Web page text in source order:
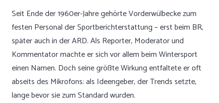
Seit Ende der 1960er-Jahre gehörte Vorderwülbecke zum
festen Personal der Sportberichterstattung – erst beim BR,
später auch in der ARD. Als Reporter, Moderator und
Kommentator machte er sich vor allem beim Wintersport
einen Namen. Doch seine größte Wirkung entfaltete er oft
abseits des Mikrofons: als Ideengeber, der Trends setzte,
lange bevor sie zum Standard wurden.